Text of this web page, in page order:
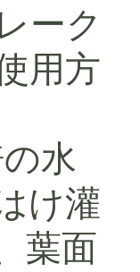
ーク
用方
水
け灌
葉面